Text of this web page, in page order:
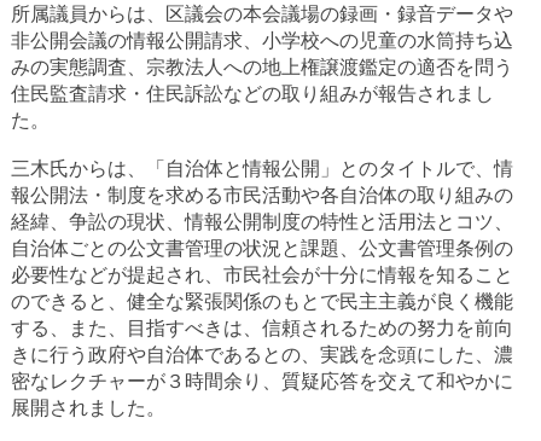
所属議員からは、区議会の本会議場の録画・録音データや
非公開会議の情報公開請求、小学校への児童の水筒持ち込
みの実態調査、宗教法人への地上権譲渡鑑定の適否を問う
住民監査請求・住民訴訟などの取り組みが報告されまし
た。
三木氏からは、「自治体と情報公開」とのタイトルで、情
報公開法・制度を求める市民活動や各自治体の取り組みの
経緯、争訟の現状、情報公開制度の特性と活用法とコツ、
自治体ごとの公文書管理の状況と課題、公文書管理条例の
必要性などが提起され、市民社会が十分に情報を知ること
のできると、健全な緊張関係のもとで民主主義が良く機能
する、また、目指すべきは、信頼されるための努力を前向
きに行う政府や自治体であるとの、実践を念頭にした、濃
密なレクチャーが３時間余り、質疑応答を交えて和やかに
展開されました。